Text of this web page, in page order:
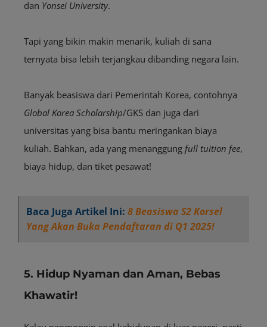
dan Yonsei University.
Tapi yang bikin makin menarik, kuliah di sana
ternyata bisa lebih terjangkau dibanding negara lain.
Banyak beasiswa dari Pemerintah Korea, contohnya
Global Korea Scholarship/GKS dan juga dari
universitas yang bisa bantu meringankan biaya
kuliah. Bahkan, ada yang menanggung full tuition fee,
biaya hidup, dan tiket pesawat!
Baca Juga Artikel Ini: 8 Beasiswa S2 Korsel
Yang Akan Buka Pendaftaran di Q1 2025!
5. Hidup Nyaman dan Aman, Bebas
Khawatir!